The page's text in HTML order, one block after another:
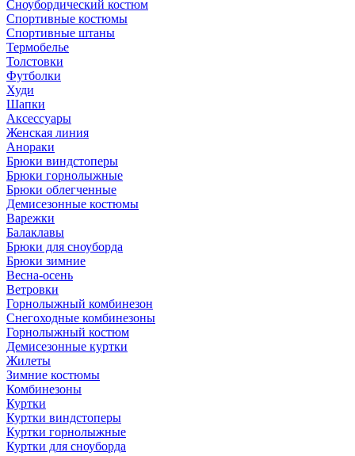
Сноубордический костюм
Спортивные костюмы
Спортивные штаны
Термобелье
Толстовки
Футболки
Худи
Шапки
Аксессуары
Женская линия
Анораки
Брюки виндстоперы
Брюки горнолыжные
Брюки облегченные
Демисезонные костюмы
Варежки
Балаклавы
Брюки для сноуборда
Брюки зимние
Весна-осень
Ветровки
Горнолыжный комбинезон
Снегоходные комбинезоны
Горнолыжный костюм
Демисезонные куртки
Жилеты
Зимние костюмы
Комбинезоны
Куртки
Куртки виндстоперы
Куртки горнолыжные
Куртки для сноуборда